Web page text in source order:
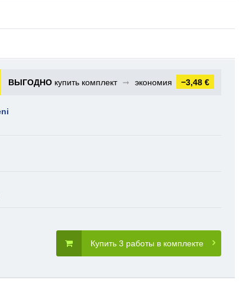
ВЫГОДНО купить комплект ➞ экономия −3,48 €
Купить 3 работы в комплекте